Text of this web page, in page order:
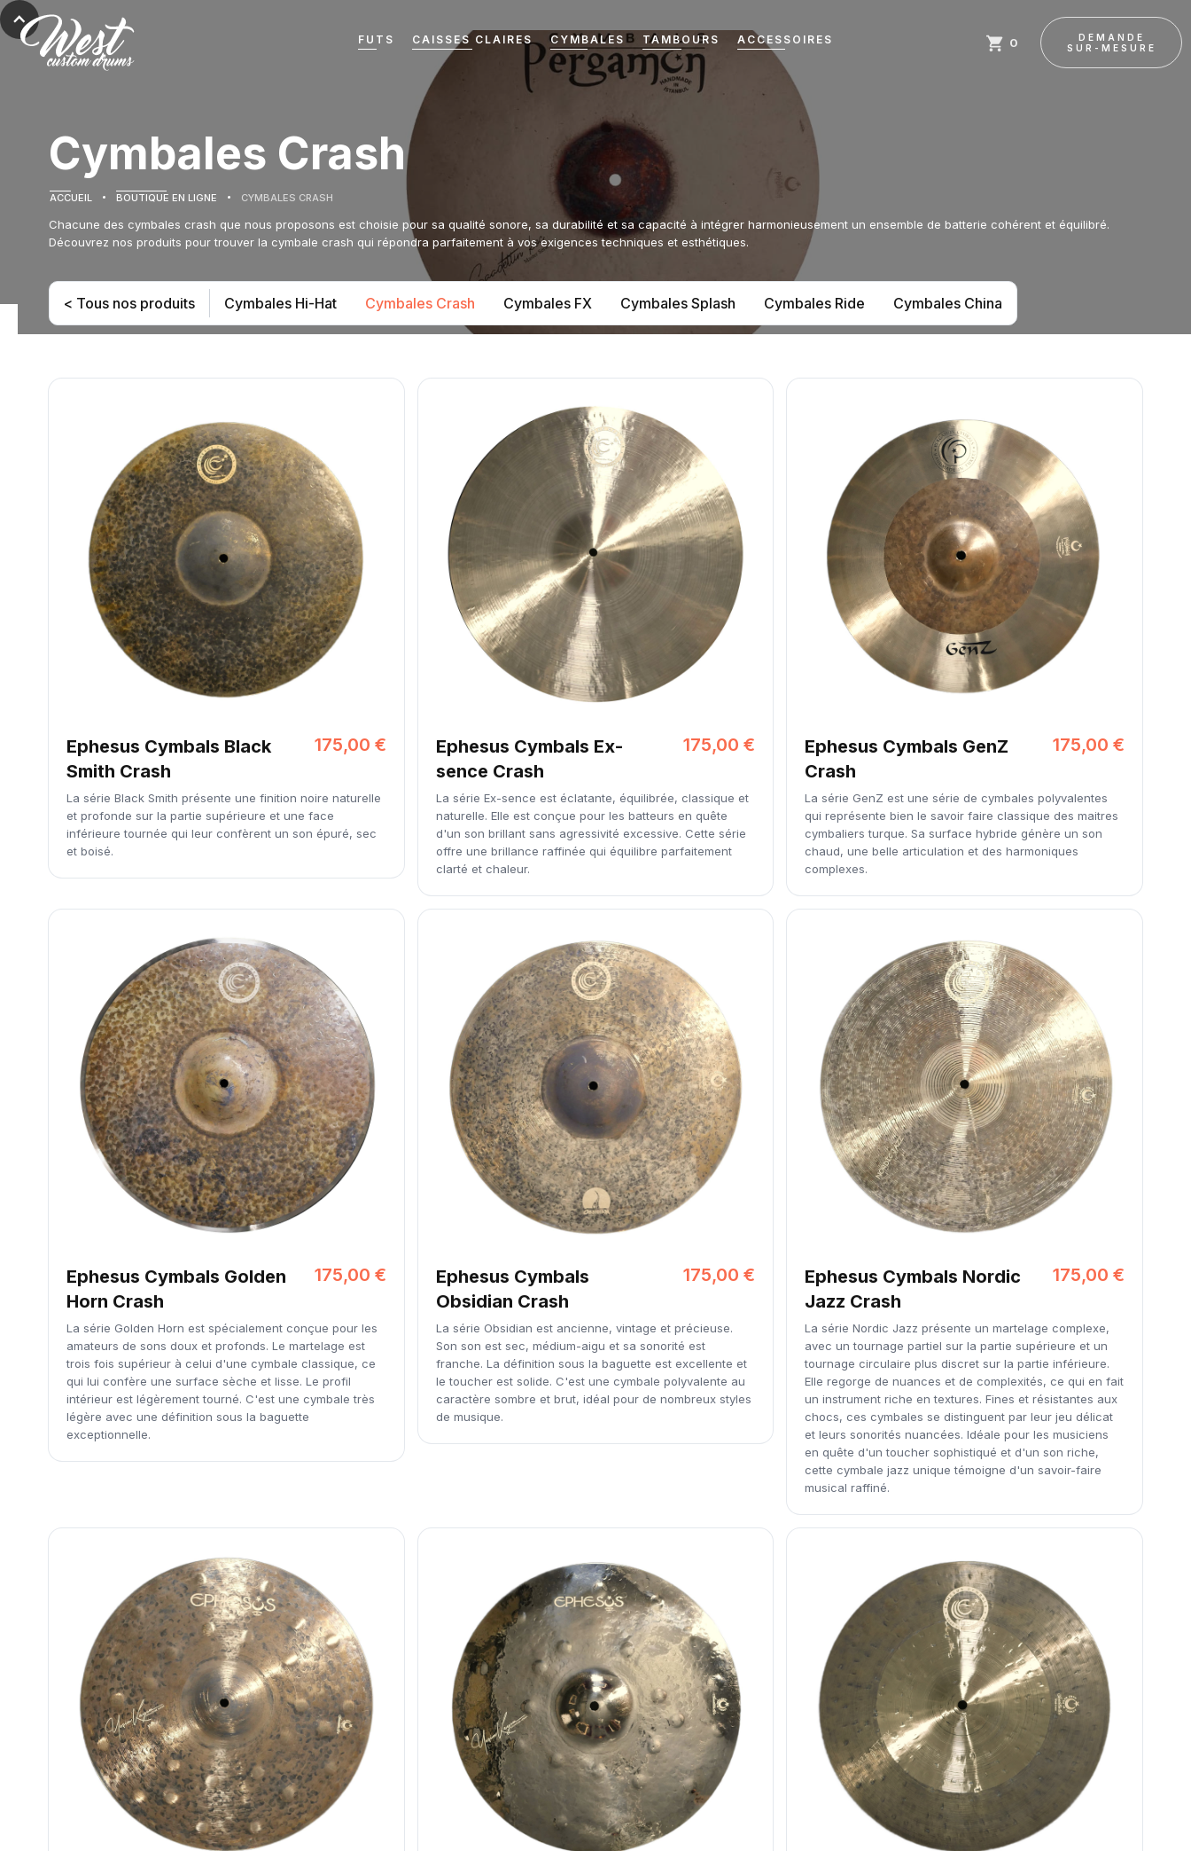
FUTS CAISSES CLAIRES CYMBALES TAMBOURS ACCESSOIRES 0
DEMANDE
SUR-MESURE
Cymbales Crash
ACCUEIL BOUTIQUE EN LIGNE CYMBALES CRASH
Chacune des cymbales crash que nous proposons est choisie pour sa qualité sonore, sa durabilité et sa capacité à intégrer harmonieusement un ensemble de batterie cohérent et équilibré.
Découvrez nos produits pour trouver la cymbale crash qui répondra parfaitement à vos exigences techniques et esthétiques.
< Tous nos produits Cymbales Hi-Hat Cymbales Crash Cymbales FX Cymbales Splash Cymbales Ride Cymbales China
Ephesus Cymbals Black
Smith Crash
175,00 €
La série Black Smith présente une finition noire naturelle
et profonde sur la partie supérieure et une face
inférieure tournée qui leur confèrent un son épuré, sec
et boisé.
Ephesus Cymbals Ex-
sence Crash
175,00 €
La série Ex-sence est éclatante, équilibrée, classique et
naturelle. Elle est conçue pour les batteurs en quête
d'un son brillant sans agressivité excessive. Cette série
offre une brillance raffinée qui équilibre parfaitement
clarté et chaleur.
Ephesus Cymbals GenZ
Crash
175,00 €
La série GenZ est une série de cymbales polyvalentes
qui représente bien le savoir faire classique des maitres
cymbaliers turque. Sa surface hybride génère un son
chaud, une belle articulation et des harmoniques
complexes.
Ephesus Cymbals Golden
Horn Crash
175,00 €
La série Golden Horn est spécialement conçue pour les
amateurs de sons doux et profonds. Le martelage est
trois fois supérieur à celui d'une cymbale classique, ce
qui lui confère une surface sèche et lisse. Le profil
intérieur est légèrement tourné. C'est une cymbale très
légère avec une définition sous la baguette
exceptionnelle.
Ephesus Cymbals
Obsidian Crash
175,00 €
La série Obsidian est ancienne, vintage et précieuse.
Son son est sec, médium-aigu et sa sonorité est
franche. La définition sous la baguette est excellente et
le toucher est solide. C'est une cymbale polyvalente au
caractère sombre et brut, idéal pour de nombreux styles
de musique.
Ephesus Cymbals Nordic
Jazz Crash
175,00 €
La série Nordic Jazz présente un martelage complexe,
avec un tournage partiel sur la partie supérieure et un
tournage circulaire plus discret sur la partie inférieure.
Elle regorge de nuances et de complexités, ce qui en fait
un instrument riche en textures. Fines et résistantes aux
chocs, ces cymbales se distinguent par leur jeu délicat
et leurs sonorités nuancées. Idéale pour les musiciens
en quête d'un toucher sophistiqué et d'un son riche,
cette cymbale jazz unique témoigne d'un savoir-faire
musical raffiné.